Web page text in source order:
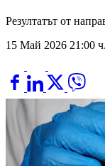
Резултатът от
15 Май 2026 21:00 ч.